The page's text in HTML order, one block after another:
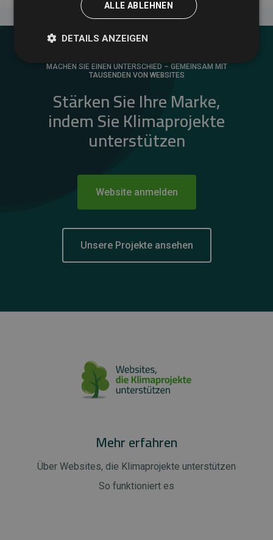
MACHEN SIE EINEN UNTERSCHIED – GEMEINSAM MIT
TAUSENDEN VON WEBSITES
Stärken Sie Ihre Marke,
indem Sie Klimaprojekte
unterstützen
Website anmelden
Unsere Projekte ansehen
Mehr erfahren
Über Websites, die Klimaprojekte unterstützen
So funktioniert es
ALLE ABLEHNEN
DETAILS ANZEIGEN